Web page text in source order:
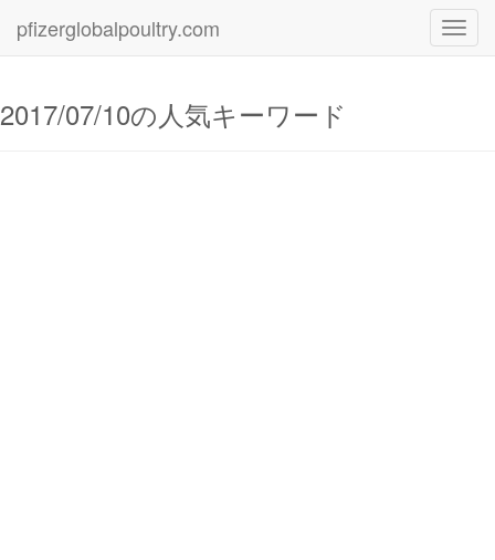
pfizerglobalpoultry.com
2017/07/10の人気キーワード